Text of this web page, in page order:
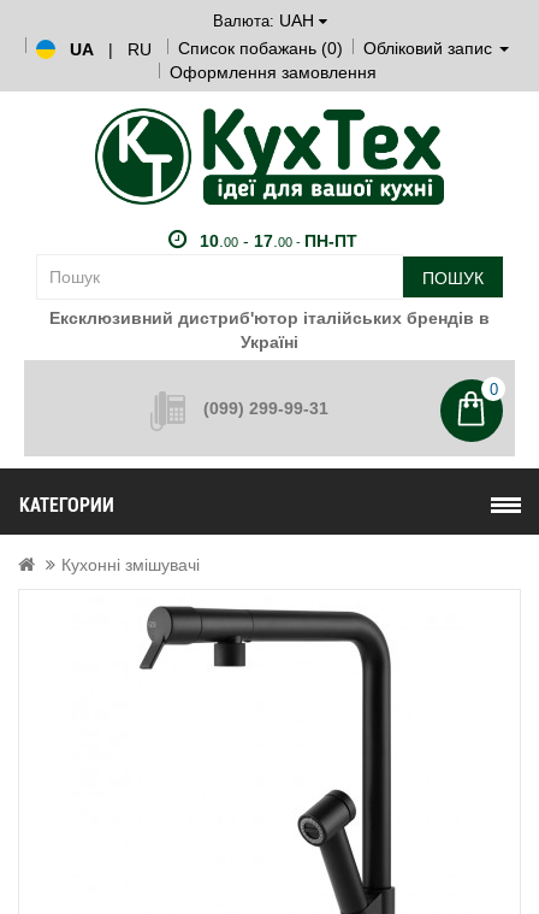
Валюта: UAH
UA
| RU Список побажань (0)
Обліковий запис
Оформлення замовлення
10. 00- 17. 00 - ПН-ПТ
ПОШУК
Ексклюзивний дистриб'ютор італійських брендів в
Україні
(099) 299-99-31
0
КАТЕГОРИИ
Кухонні змішувачі